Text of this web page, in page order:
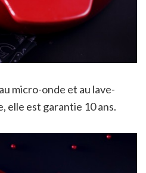
micro-onde et au lave-
elle est garantie 10 ans.